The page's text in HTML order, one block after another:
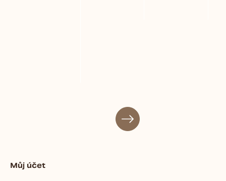
Můj účet